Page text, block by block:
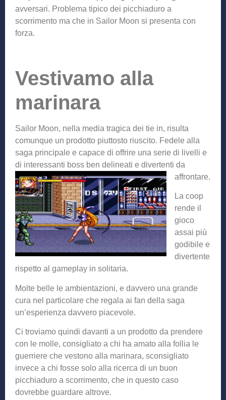
avversari. Problema tipico dei picchiaduro a
scorrimento ma che in Sailor Moon si presenta con
forza.
Vestivamo alla
marinara
Sailor Moon, nella media tragica dei tie in, risulta
comunque un prodotto piuttosto riuscito. Fedele alla
saga principale e capace di offrire una serie di livelli e
di interessanti boss ben delineati e divertenti da
affrontare.
La coop
rende il
gioco
assai più
godibile e
divertente
rispetto al gameplay in solitaria.
Molte belle le ambientazioni, e davvero una grande
cura nel particolare che regala ai fan della saga
un’esperienza davvero piacevole.
Ci troviamo quindi davanti a un prodotto da prendere
con le molle, consigliato a chi ha amato alla follia le
guerriere che vestono alla marinara, sconsigliato
invece a chi fosse solo alla ricerca di un buon
picchiaduro a scorrimento, che in questo caso
dovrebbe guardare altrove.